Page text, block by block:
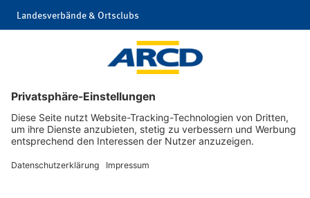
Landesverbände & Ortsclubs